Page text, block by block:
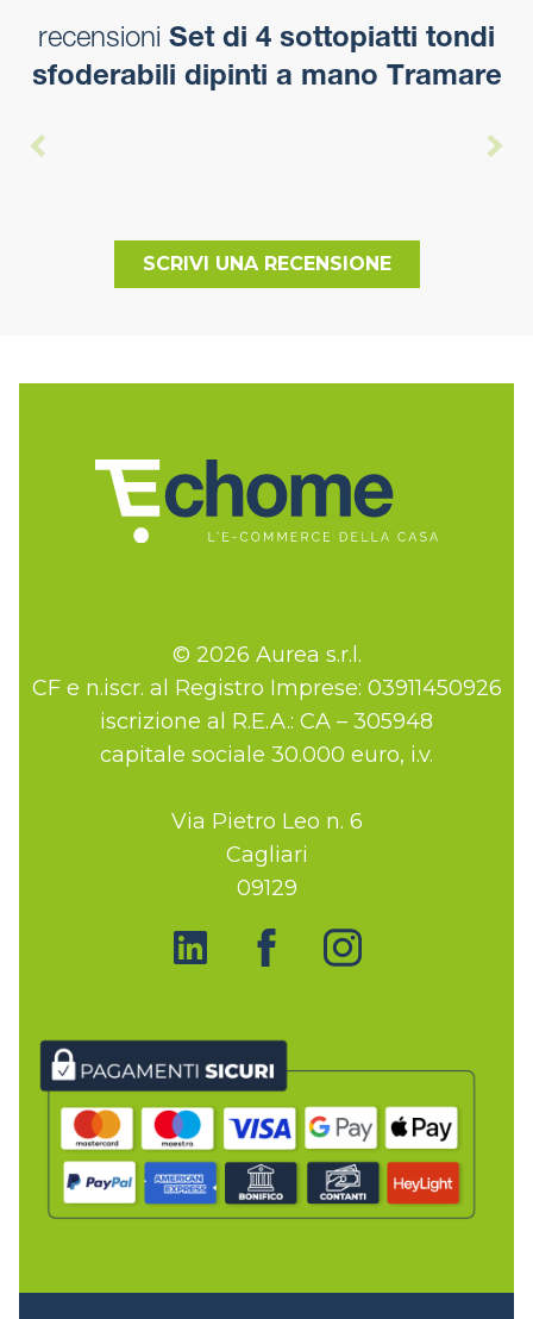
recensioni Set di 4 sottopiatti tondi
sfoderabili dipinti a mano Tramare
SCRIVI UNA RECENSIONE
© 2026 Aurea s.r.l.
CF e n.iscr. al Registro Imprese: 03911450926
iscrizione al R.E.A.: CA – 305948
capitale sociale 30.000 euro, i.v.
Via Pietro Leo n. 6
Cagliari
09129